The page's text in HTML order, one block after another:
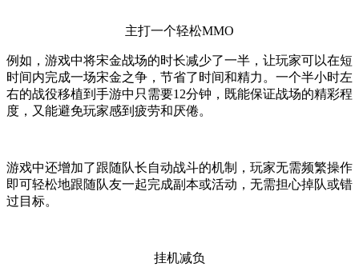
主打一个轻松MMO
例如，游戏中将宋金战场的时长减少了一半，让玩家可以在短
时间内完成一场宋金之争，节省了时间和精力。一个半小时左
右的战役移植到手游中只需要12分钟，既能保证战场的精彩程
度，又能避免玩家感到疲劳和厌倦。
游戏中还增加了跟随队长自动战斗的机制，玩家无需频繁操作
即可轻松地跟随队友一起完成副本或活动，无需担心掉队或错
过目标。
挂机减负